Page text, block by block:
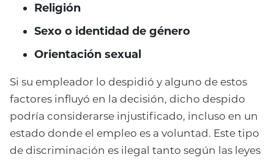
Religión
Sexo o identidad de género
Orientación sexual
Si su empleador lo despidió y alguno de estos
factores influyó en la decisión, dicho despido
podría considerarse injustificado, incluso en un
estado donde el empleo es a voluntad. Este tipo
de discriminación es ilegal tanto según las leyes